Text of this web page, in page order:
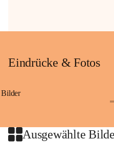
Eindrücke & Fotos
Bilder
Ausgewählte